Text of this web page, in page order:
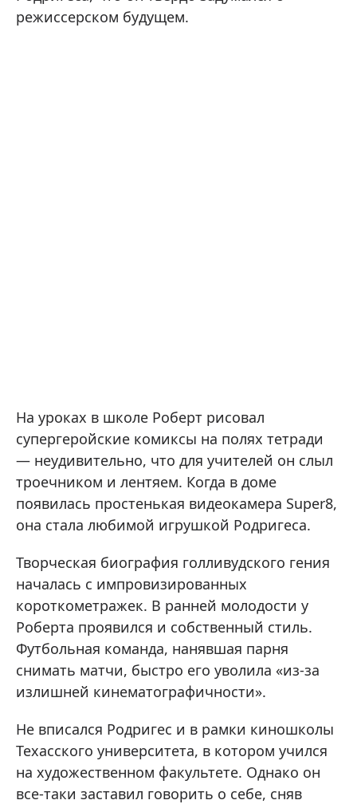
режиссерском будущем.
На уроках в школе Роберт рисовал
супергеройские комиксы на полях тетради
— неудивительно, что для учителей он слыл
троечником и лентяем. Когда в доме
появилась простенькая видеокамера Super8,
она стала любимой игрушкой Родригеса.
Творческая биография голливудского гения
началась с импровизированных
короткометражек. В ранней молодости у
Роберта проявился и собственный стиль.
Футбольная команда, нанявшая парня
снимать матчи, быстро его уволила «из-за
излишней кинематографичности».
Не вписался Родригес и в рамки киношколы
Техасского университета, в котором учился
на художественном факультете. Однако он
все-таки заставил говорить о себе, сняв